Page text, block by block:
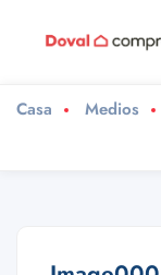
Casa Medios